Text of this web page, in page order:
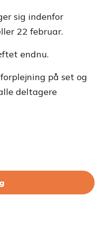
sig indenfor
22 februar.
endnu.
på set og
deltagere